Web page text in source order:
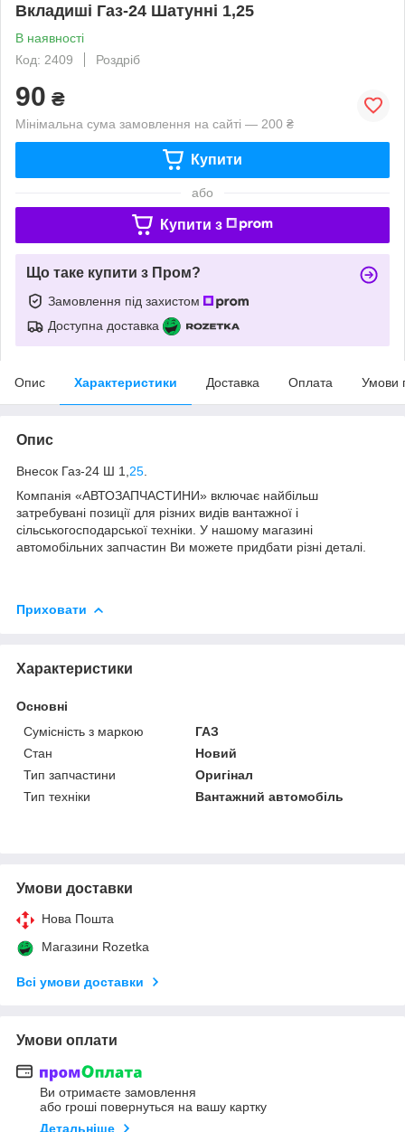
Вкладиші Газ-24 Шатунні 1,25
В наявності
Код: 2409
Роздріб
90 ₴
Мінімальна сума замовлення на сайті — 200 ₴
Купити
або
Купити з
Що таке купити з Пром?
Замовлення під захистом
Доступна доставка
Опис Характеристики Доставка Оплата Умови
Опис
Внесок Газ-24 Ш 1, 25
Компанія «АВТОЗАПЧАСТИНИ» включає найбільш
затребувані позиції для різних видів вантажної і
сільськогосподарської техніки. У нашому магазині
автомобільних запчастин Ви можете придбати різні деталі.
Приховати
Характеристики
Основні
Сумісність з маркою
ГАЗ
Стан
Новий
Тип запчастини
Оригінал
Тип техніки
Вантажний автомобіль
Умови доставки
Нова Пошта
Магазини Rozetka
Всі умови доставки
Умови оплати
Ви отримаєте замовлення
або гроші повернуться на вашу картку
Детальніше